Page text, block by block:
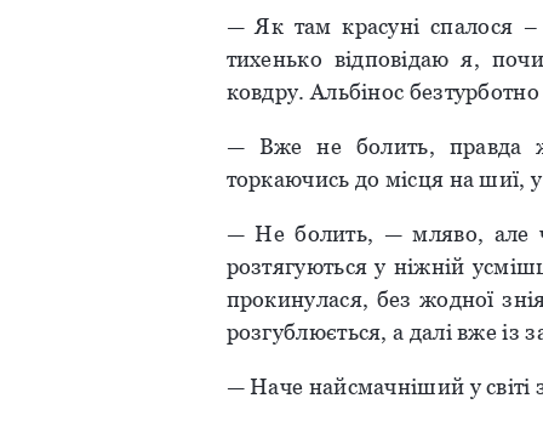
— Як там красуні спалося
тихенько відповідаю я,
ковдру. Альбінос безтурботно
— Вже не болить, правда
торкаючись до місця на шиї,
— Не болить, — мляво, але
розтягуються у ніжній
прокинулася, без жодної
розгублюється, а далі вже із
— Наче найсмачніший у світі